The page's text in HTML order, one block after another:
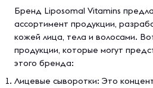
Бренд Liposomal Vitamins
ассортимент продукции,
кожей лица, тела и волосами.
продукции, которые могут
этого бренда:
Лицевые сыворотки: Это